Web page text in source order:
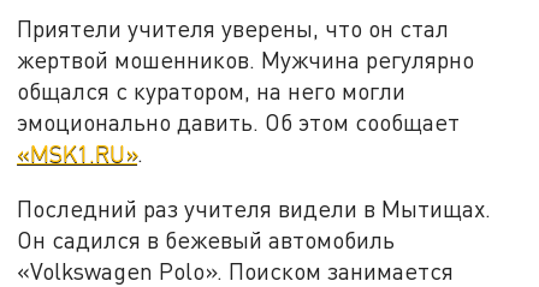
Приятели учителя уверены, что он стал
жертвой мошенников. Мужчина регулярно
общался с куратором, на него могли
эмоционально давить. Об этом сообщает
«MSK1.RU».
Последний раз учителя видели в Мытищах.
Он садился в бежевый автомобиль
«Volkswagen Polо». Поиском занимается